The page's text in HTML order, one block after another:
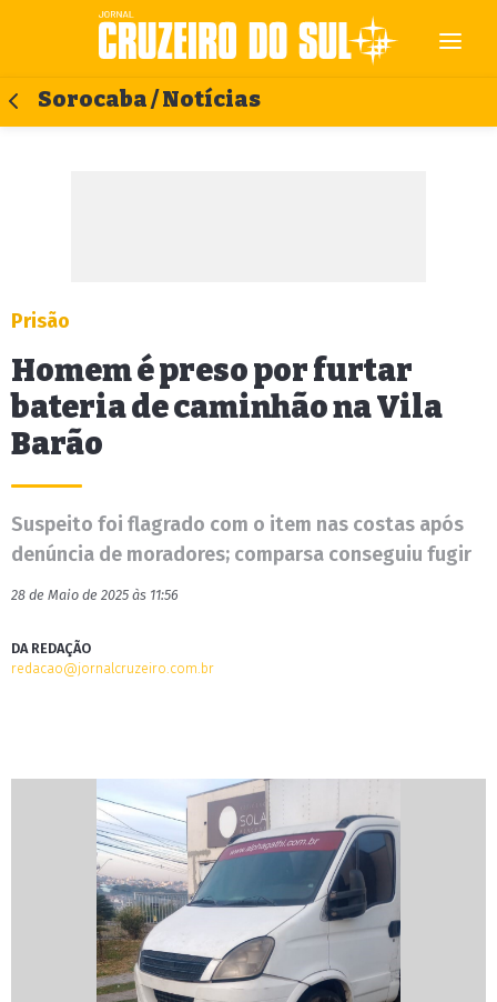
Sorocaba / Notícias
Prisão
Homem é preso por furtar
bateria de caminhão na Vila
Barão
Suspeito foi flagrado com o item nas costas após
denúncia de moradores; comparsa conseguiu fugir
28 de Maio de 2025 às 11:56
DA REDAÇÃO
redacao@jornalcruzeiro.com.br